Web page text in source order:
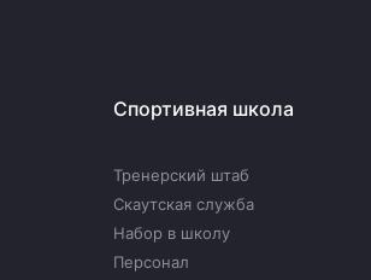
Спортивная школа
Тренерский штаб
Скаутская служба
Набор в школу
Персонал